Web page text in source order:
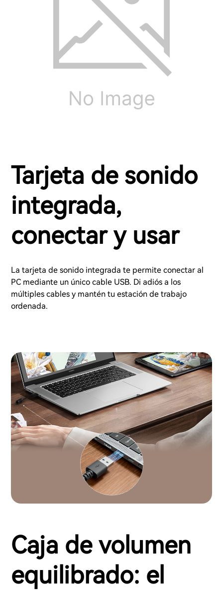
Tarjeta de sonido
integrada,
conectar y usar
La tarjeta de sonido integrada te permite conectar al
PC mediante un único cable USB. Di adiós a los
múltiples cables y mantén tu estación de trabajo
ordenada.
Caja de volumen
equilibrado: el